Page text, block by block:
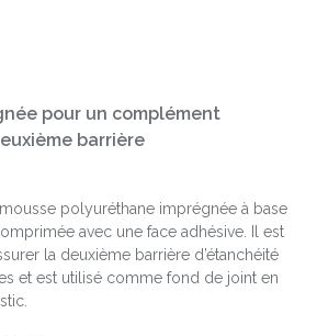
pour un complément
barrière
polyuréthane imprégnée à base
avec une face adhésive. Il est
la deuxième barrière d’étanchéité
et est utilisé comme fond de joint en